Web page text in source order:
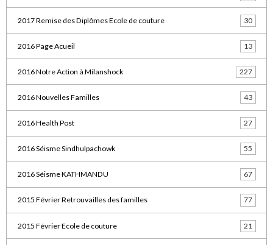
2017 Remise des Diplômes Ecole de couture 30
2016 Page Acueil 13
2016 Notre Action à Milanshock 227
2016 Nouvelles Familles 43
2016 Health Post 27
2016 Séisme Sindhulpachowk 55
2016 Séisme KATHMANDU 67
2015 Février Retrouvailles des familles 77
2015 Février Ecole de couture 21